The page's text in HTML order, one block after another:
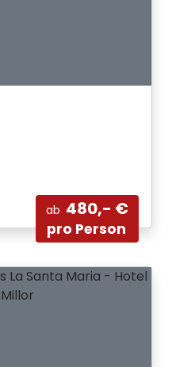
ab 480,- €
pro Person